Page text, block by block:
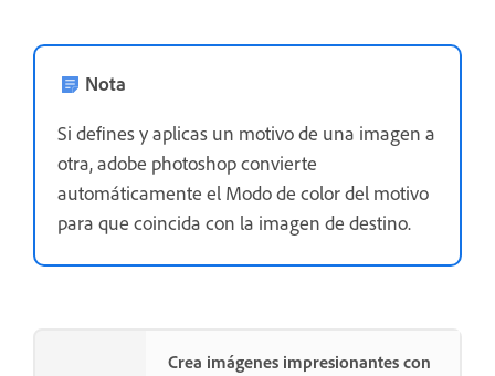
Nota
Si defines y aplicas un motivo de una imagen a
otra, adobe photoshop convierte
automáticamente el Modo de color del motivo
para que coincida con la imagen de destino.
Crea imágenes impresionantes con